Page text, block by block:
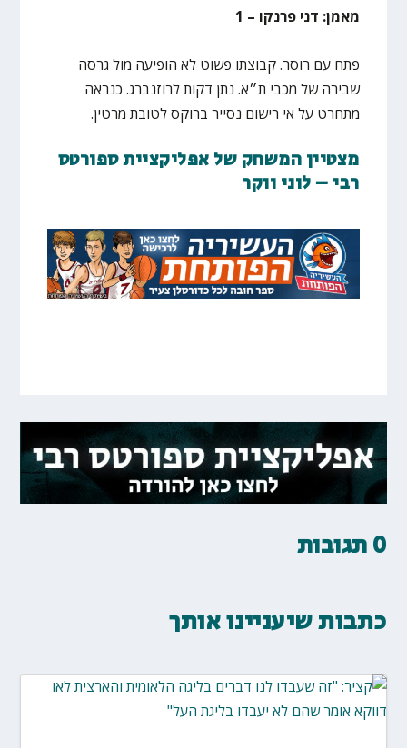
מאמן: דני פרנקו – 1
פתח עם רוסר. קבוצתו פשוט לא הופיעה מול גרסה
שבירה של מכבי ת״א. נתן דקות לרוזנברג. כנראה
מתחרט על אי רישום נסייר ברוקס לטובת מרטין.
מצטיין המשחק של אפליקציית ספורטס
רבי – לוני ווקר
0 תגובות
כתבות שיעניינו אותך